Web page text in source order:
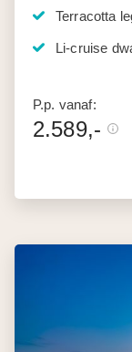
Terracotta
Li-cruise
P.p. vanaf:
2.589,-